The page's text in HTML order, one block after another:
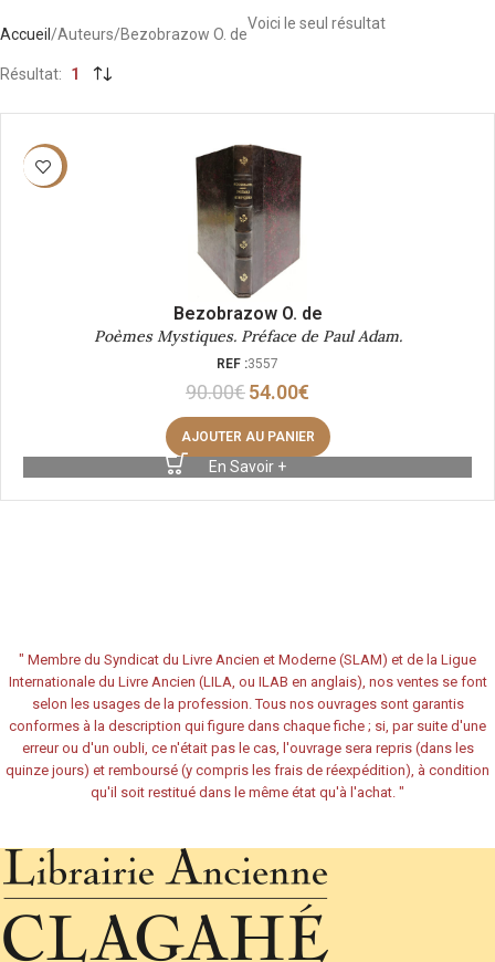
Accueil Auteurs Bezobrazow O. de
Voici le seul résultat
Résultat 1
-40%
Bezobrazow O. de
Poèmes Mystiques. Préface de Paul Adam.
REF :3557
90.00€54.00€
AJOUTER AU PANIER
En Savoir +
" Membre du Syndicat du Livre Ancien et Moderne (SLAM) et de la Ligue
Internationale du Livre Ancien (LILA, ou ILAB en anglais), nos ventes se font
selon les usages de la profession. Tous nos ouvrages sont garantis
conformes à la description qui figure dans chaque fiche ; si, par suite d'une
erreur ou d'un oubli, ce n'était pas le cas, l'ouvrage sera repris (dans les
quinze jours) et remboursé (y compris les frais de réexpédition), à condition
qu'il soit restitué dans le même état qu'à l'achat. "